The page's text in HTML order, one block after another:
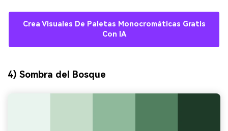
Crea Visuales De Paletas Monocromáticas Gratis
Con IA
4) Sombra del Bosque